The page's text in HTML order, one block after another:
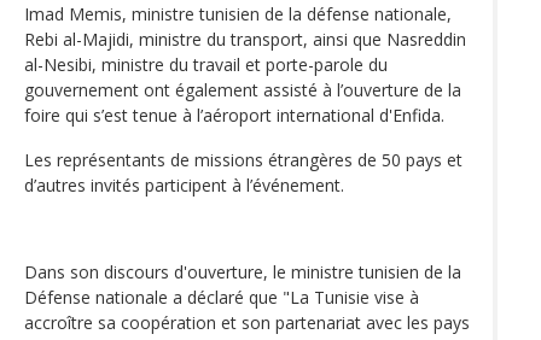
Imad Memis, ministre tunisien de la défense nationale,
Rebi al-Majidi, ministre du transport, ainsi que Nasreddin
al-Nesibi, ministre du travail et porte-parole du
gouvernement ont également assisté à l’ouverture de la
foire qui s’est tenue à l’aéroport international d'Enfida.
Les représentants de missions étrangères de 50 pays et
d’autres invités participent à l’événement.
Dans son discours d'ouverture, le ministre tunisien de la
Défense nationale a déclaré que "La Tunisie vise à
accroître sa coopération et son partenariat avec les pays